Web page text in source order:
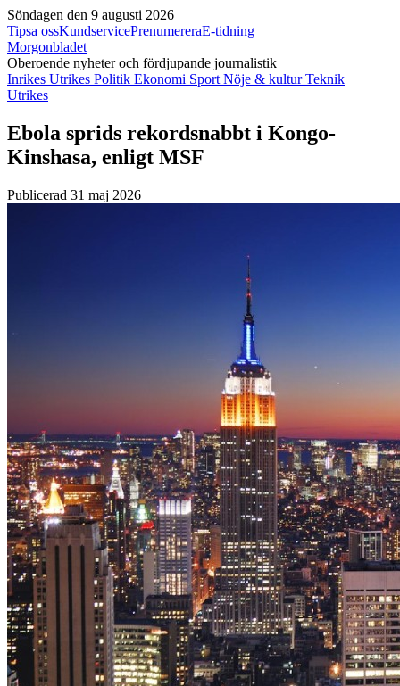
Söndagen den 9 augusti 2026
Tipsa ossKundservicePrenumereraE-tidning
Morgonbladet
Oberoende nyheter och fördjupande journalistik
Inrikes Utrikes Politik Ekonomi Sport Nöje & kulturTeknik
Utrikes
Ebola sprids rekordsnabbt i Kongo-
Kinshasa, enligt MSF
Publicerad 31 maj 2026